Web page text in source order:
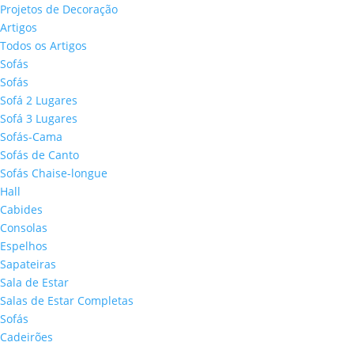
Projetos de Decoração
Artigos
Todos os Artigos
Sofás
Sofás
Sofá 2 Lugares
Sofá 3 Lugares
Sofás-Cama
Sofás de Canto
Sofás Chaise-longue
Hall
Cabides
Consolas
Espelhos
Sapateiras
Sala de Estar
Salas de Estar Completas
Sofás
Cadeirões